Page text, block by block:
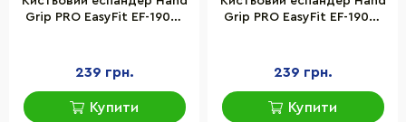
Grip PRO EasyFit EF-1902-
239 грн.
Купити
Grip PRO EasyFit EF-1902-
239 грн.
Купити